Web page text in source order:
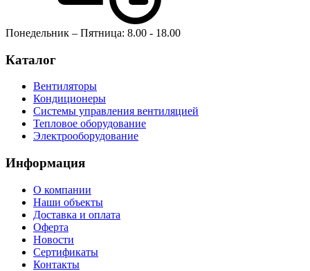
Понедельник – Пятница: 8.00 - 18.00
Каталог
Вентиляторы
Кондиционеры
Системы управления вентиляцией
Тепловое оборудование
Электрооборудование
Информация
О компании
Наши объекты
Доставка и оплата
Оферта
Новости
Сертификаты
Контакты